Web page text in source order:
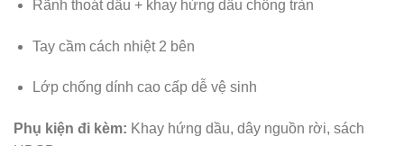
Rãnh thoát dầu + khay hứng dầu chống tràn
Tay cầm cách nhiệt 2 bên
Lớp chống dính cao cấp dễ vệ sinh
Phụ kiện đi kèm: Khay hứng dầu, dây nguồn rời, sách